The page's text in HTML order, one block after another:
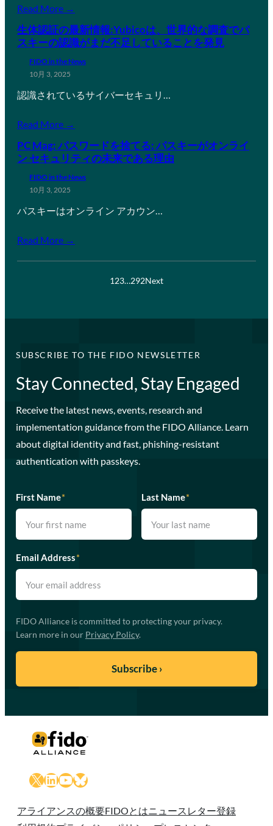
Read More →
生体認証の最新情報:Yubicoは、世界的な調査でパ
スキーの認識がまだ不足していることを発見
FIDO in the News
10月 3, 2025
認識されているサイバーセキュリ…
Read More →
PC Mag: パスワードを捨てる: パスキーがオンライ
ン セキュリティの未来である理由
FIDO in the News
10月 3, 2025
パスキーはオンライン アカウン…
Read More →
123…292Next
SUBSCRIBE TO THE FIDO NEWSLETTER
Stay Connected, Stay Engaged
Receive the latest news, events, research and
implementation guidance from the FIDO Alliance. Learn
about digital identity and fast, phishing-resistant
authentication with passkeys.
First Name* Last Name*
Email Address*
FIDO Alliance is committed to protecting your privacy.
Learn more in our Privacy Policy.
X LinkedIn
YouTube
Bluesky
アライアンスの概要FIDOとは ニュースレター登録